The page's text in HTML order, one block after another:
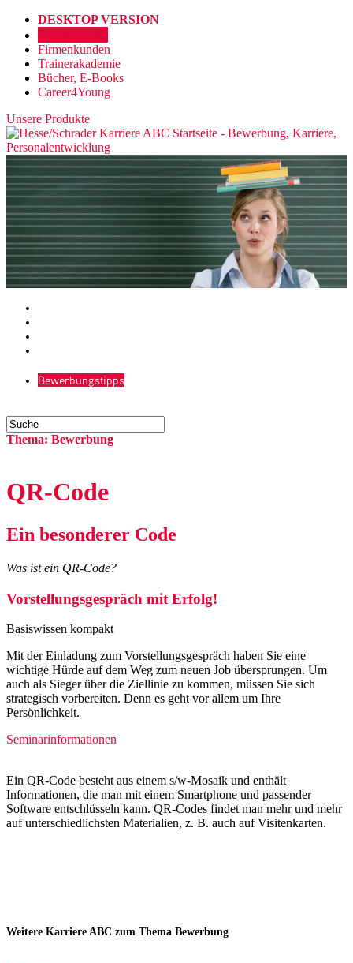
DESKTOP VERSION
Firmenkunden
Trainerakademie
Bücher, E-Books
Career4Young
Unsere Produkte
Bewerbungstipps
Thema: Bewerbung
QR-Code
Ein besonderer Code
Was ist ein QR-Code?
Vorstellungsgespräch mit Erfolg!
Basiswissen kompakt
Mit der Einladung zum Vorstellungsgespräch haben Sie eine
wichtige Hürde auf dem Weg zum neuen Job übersprungen. Um
auch als Sieger über die Ziellinie zu kommen, müssen Sie sich
strategisch vorbereiten. Denn es geht vor allem um Ihre
Persönlichkeit.
Seminarinformationen
Ein QR-Code besteht aus einem s/w-Mosaik und enthält
Informationen, die man mit einem Smartphone und passender
Software entschlüsseln kann. QR-Codes findet man mehr und mehr
auf unterschiedlichsten Materialien, z. B. auch auf Visitenkarten.
Weitere Karriere ABC zum Thema Bewerbung